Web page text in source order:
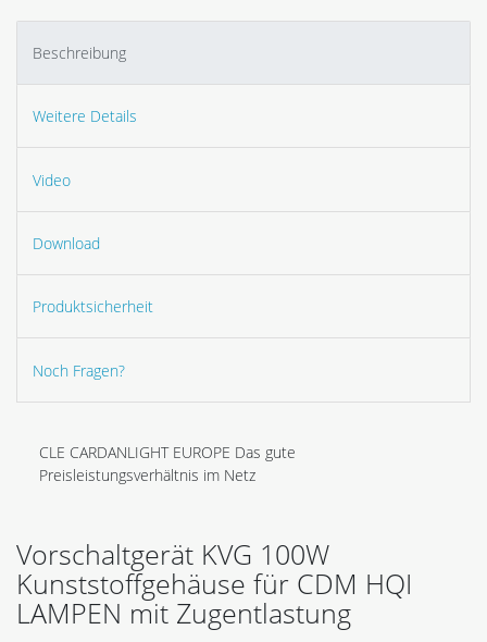
Beschreibung
Weitere Details
Video
Download
Produktsicherheit
Noch Fragen?
CLE CARDANLIGHT EUROPE Das gute
Preisleistungsverhältnis im Netz
Vorschaltgerät KVG 100W
Kunststoffgehäuse für CDM HQI
LAMPEN mit Zugentlastung